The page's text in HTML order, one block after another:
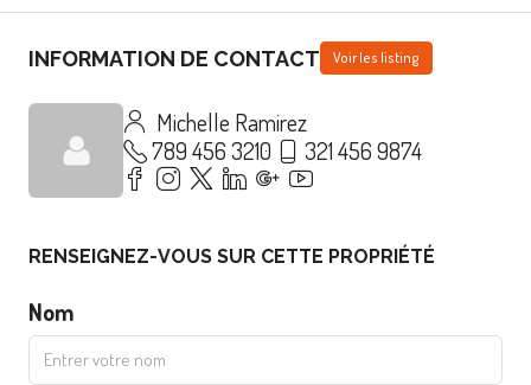
INFORMATION DE CONTACT Voir les listing
Michelle Ramirez
789 456 3210
321 456 9874
RENSEIGNEZ-VOUS SUR CETTE PROPRIÉTÉ
Nom